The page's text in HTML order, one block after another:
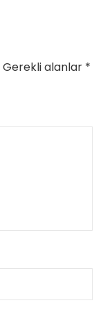
Gerekli alanlar *